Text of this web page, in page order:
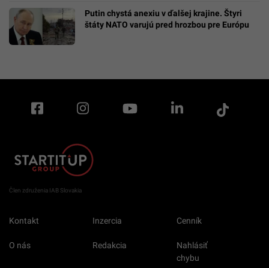
Putin chystá anexiu v ďalšej krajine. Štyri
štáty NATO varujú pred hrozbou pre Európu
Člen združenia IAB Slovakia
Kontakt Inzercia Cenník
O nás Redakcia
Nahlásiť
chybu